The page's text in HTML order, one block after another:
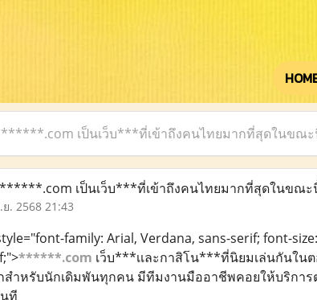
******.com เป็นเว็บ***ที่เข้าถึงคนไทยมากที่สุดในขณ
******.com เป็นเว็บ***ที่เข้าถึงคนไทยมากที่สุดในขณะ
. 2568 21:43
family: Arial, Verdana, sans-serif; font-
******.com เว็บ***เเละกาสิโน***ที่นิยมเล่นกันใน
สำหรับนักเดิมพันทุกคน มีทีมงานมืออาชีพคอยให้บริกา
ที